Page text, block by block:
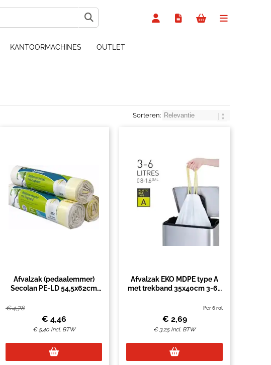
KANTOORMACHINES OUTLET
Sorteren:
Afvalzak (pedaalemmer)
Secolan PE-LD 54,5x62cm
€4,78
€ 4,46
€ 5,40 Incl. BTW
Afvalzak EKO MDPE type A
met trekband 35x40cm 3-6L
Per 6 rol
€ 2,69
€ 3,25 Incl. BTW